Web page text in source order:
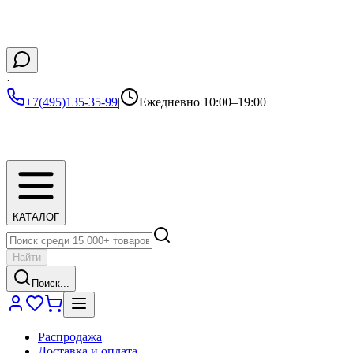
·
+7(495)135-35-99| Ежедневно 10:00–19:00
КАТАЛОГ
Найти
Поиск...
Распродажа